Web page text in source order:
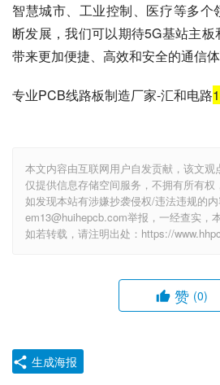
智慧城市、工业控制、医疗等多个
断发展，我们可以期待5G基站主
带来更加便捷、高效和安全的通信体
专业PCB线路板制造厂家-汇和电路
本文内容由互联网用户自发贡献，该文
仅提供信息存储空间服务，不拥有所有权
如发现本站有涉嫌抄袭侵权/违法违规的
em13@huihepcb.com举报，一经查实，
如若转载，请注明出处：https://
赞 (0)
生成海报